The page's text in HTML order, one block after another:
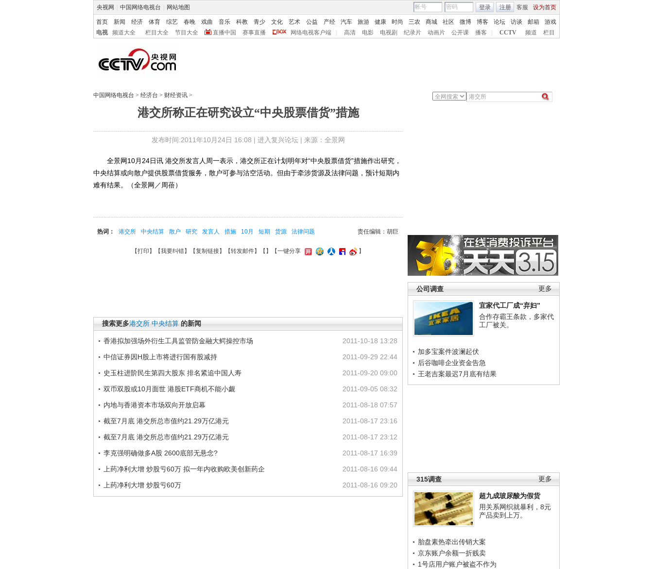
央视网 中国网络电视台 网站地图 客服 设为首页
登录 注册
首页 新闻 经济 体育 综艺 春晚 戏曲 音乐 科教 青少 文化 艺术 公益 产经 汽车 旅游 健康 时尚 三农 商城 社区 微博 博客 论坛 访谈 邮箱
游戏
电视
频道大全 栏目大全 节目大全 直播中国 赛事直播 网络电视客户端 高清 电影 电视剧 纪录片 动画片 公开课 播客 CCTV 频道 栏目
中国网络电视台 > 经济台 > 财经资讯 >
港交所称正在研究设立“中央股票借货”措施
发布时间:2011年10月24日 16:08 | 进入复兴论坛| 来源：全景网
更多
公司调查
宜家代工厂成“弃妇”
合作存霸王条款，多家代
工厂被关。
加多宝案件波澜起伏
后谷咖啡企业资金告急
王老吉案最迟7月底有结果
更多
315调查
超九成玻尿酸为假货
用关系网织就暴利，8元
产品卖到上万。
胎盘素热牵出传销大案
京东账户余额一折贱卖
1号店用户账户被盗不作为
全景网10月24日讯 港交所发言人周一表示，港交所正在计划明年对“中央股票借货”措施作出研究，
中央结算或向散户提供股票借货服务，散户可参与沽空活动。但由于牵涉货源及法律问题，预计短期内
难有结果。（全景网／周蓓）
责任编辑：胡巨
热词： 港交所 中央结算 散户 研究 发言人 措施 10月 短期 货源 法律问题
【打印 】【我要纠错】【复制链接】【转发邮件】【 】 【一键分享 】
搜索更多港交所 中央结算 的新闻
2011-10-18 13:28
香港拟加强场外衍生工具监管防金融大鳄操控市场
2011-09-29 22:44
中信证券因H股上市将进行国有股减持
2011-09-20 09:00
史玉柱进阶民生第四大股东 排名紧追中国人寿
2011-09-05 08:32
双币双股或10月面世 港股ETF商机不能小觑
2011-08-18 07:57
内地与香港资本市场双向开放启幕
2011-08-17 23:16
截至7月底 港交所总市值约21.29万亿港元
2011-08-17 23:12
截至7月底 港交所总市值约21.29万亿港元
2011-08-17 16:39
李克强明确做多A股 2600底部无悬念?
2011-08-16 09:44
上药净利大增 炒股亏60万 拟一年内收购欧美创新药企
2011-08-16 09:20
上药净利大增 炒股亏60万